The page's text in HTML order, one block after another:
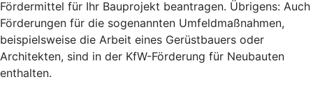
Fördermittel für Ihr Bauprojekt beantragen. Übrigens: Auch
Förderungen für die sogenannten Umfeldmaßnahmen,
beispielsweise die Arbeit eines Gerüstbauers oder
Architekten, sind in der KfW-Förderung für Neubauten
enthalten.